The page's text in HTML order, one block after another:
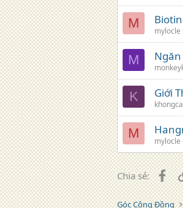
M
mylocle
M
K Giới
M
mylocle
Chia sẻ:
Góc Cộng Đồng